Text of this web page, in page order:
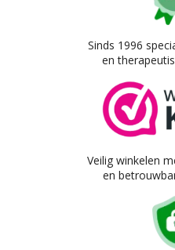
Sinds 1996
en
Veilig winkelen
en